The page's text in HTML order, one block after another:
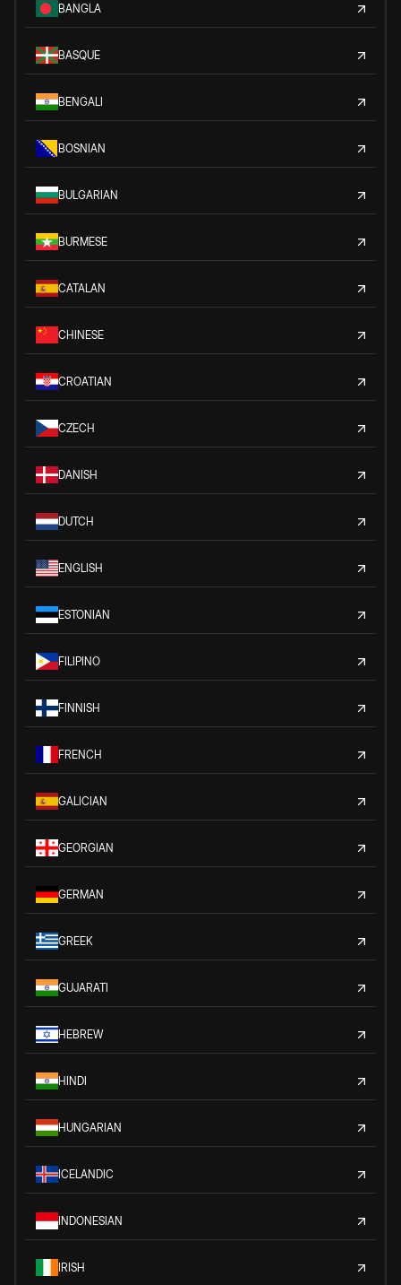
BANGLA
BASQUE
BENGALI
BOSNIAN
BULGARIAN
BURMESE
CATALAN
CHINESE
CROATIAN
CZECH
DANISH
DUTCH
ENGLISH
ESTONIAN
FILIPINO
FINNISH
FRENCH
GALICIAN
GEORGIAN
GERMAN
GREEK
GUJARATI
HEBREW
HINDI
HUNGARIAN
ICELANDIC
INDONESIAN
IRISH